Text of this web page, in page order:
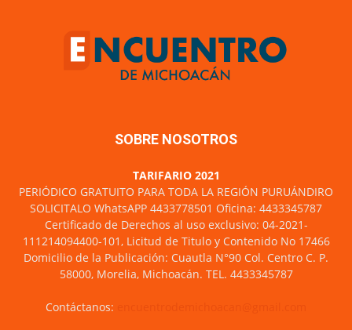
SOBRE NOSOTROS
TARIFARIO 2021
PERIÓDICO GRATUITO PARA TODA LA REGIÓN PURUÁNDIRO
SOLICITALO WhatsAPP 4433778501 Oficina: 4433345787
Certificado de Derechos al uso exclusivo: 04-2021-
111214094400-101, Licitud de Titulo y Contenido No 17466
Domicilio de la Publicación: Cuautla N°90 Col. Centro C. P.
58000, Morelia, Michoacán. TEL. 4433345787
Contáctanos: